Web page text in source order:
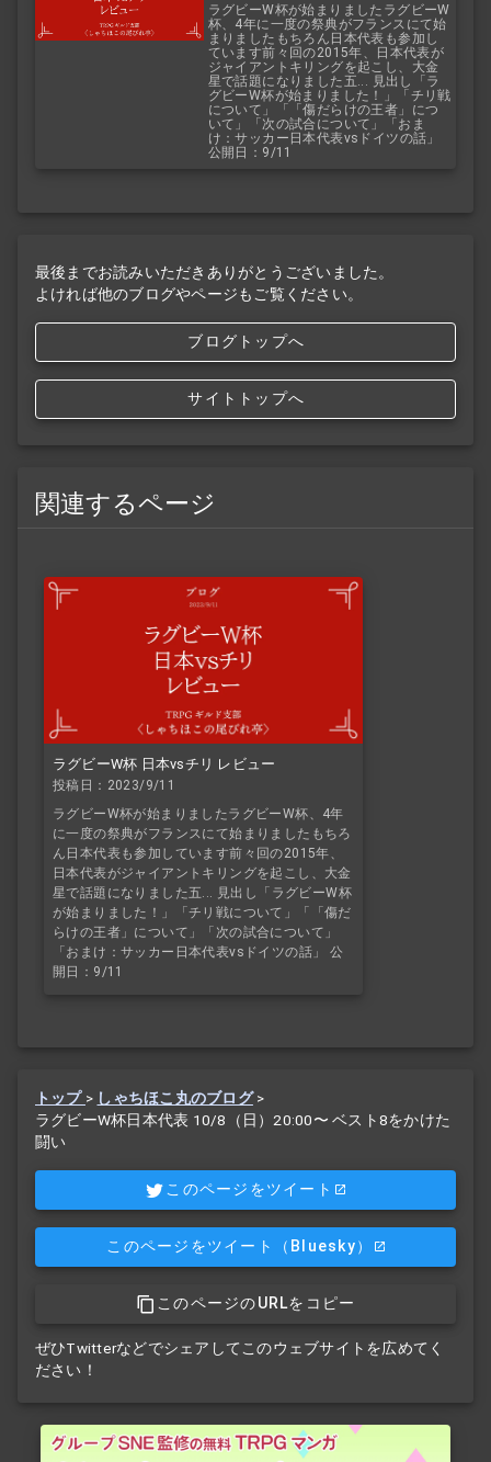
ラグビーW杯が始まりましたラグビーW
杯、4年に一度の祭典がフランスにて始
まりましたもちろん日本代表も参加し
ています前々回の2015年、日本代表が
ジャイアントキリングを起こし、大金
星で話題になりました五... 見出し「ラ
グビーW杯が始まりました！」「チリ戦
について」「「傷だらけの王者」につ
いて」「次の試合について」「おま
け：サッカー日本代表vsドイツの話」
公開日：9/11
最後までお読みいただきありがとうございました。
よければ他のブログやページもご覧ください。
ブログトップへ
サイトトップへ
関連するページ
ラグビーW杯 日本vsチリ レビュー
投稿日：2023/9/11
ラグビーW杯が始まりましたラグビーW杯、4年
に一度の祭典がフランスにて始まりましたもちろ
ん日本代表も参加しています前々回の2015年、
日本代表がジャイアントキリングを起こし、大金
星で話題になりました五... 見出し「ラグビーW杯
が始まりました！」「チリ戦について」「「傷だ
らけの王者」について」「次の試合について」
「おまけ：サッカー日本代表vsドイツの話」 公
開日：9/11
トップ > しゃちほこ丸のブログ>
ラグビーW杯日本代表 10/8（日）20:00〜 ベスト8をかけた
闘い
このページをツイート
このページをツイート （Bluesky）
このページのURLをコピー
ぜひTwitterなどでシェアしてこのウェブサイトを広めてく
ださい！